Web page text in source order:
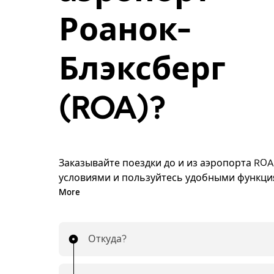
Роанок-
Блэксберг
(ROA)?
Заказывайте поездки до и из аэропорта
условиями и пользуйтесь удобными
приложения Uber. Забронируйте поездку
ее в любой удобный момент по выгодной
Поездки до и из аэропорта — это просто!
More
Откуда?